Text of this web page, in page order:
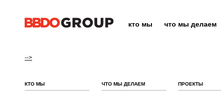
кто мы что мы делаем
-->
КТО МЫ ЧТО МЫ ДЕЛАЕМ ПРОЕКТЫ